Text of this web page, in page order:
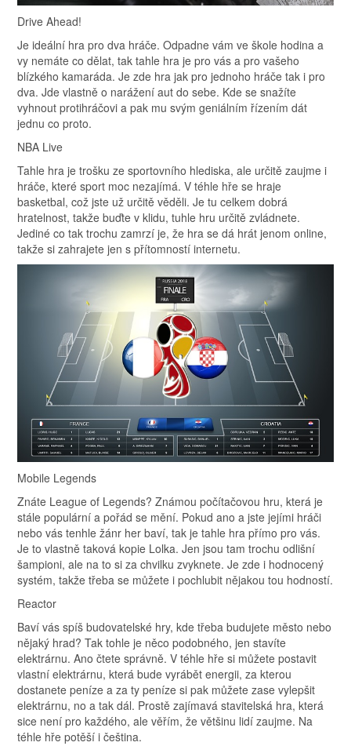
Drive Ahead!
Je ideální hra pro dva hráče. Odpadne vám ve škole hodina a
vy nemáte co dělat, tak tahle hra je pro vás a pro vašeho
blízkého kamaráda. Je zde hra jak pro jednoho hráče tak i pro
dva. Jde vlastně o narážení aut do sebe. Kde se snažíte
vyhnout protihráčovi a pak mu svým geniálním řízením dát
jednu co proto.
NBA Live
Tahle hra je trošku ze sportovního hlediska, ale určitě zaujme i
hráče, které sport moc nezajímá. V téhle hře se hraje
basketbal, což jste už určitě věděli. Je tu celkem dobrá
hratelnost, takže buďte v klidu, tuhle hru určitě zvládnete.
Jediné co tak trochu zamrzí je, že hra se dá hrát jenom online,
takže si zahrajete jen s přítomností internetu.
Mobile Legends
Znáte League of Legends? Známou počítačovou hru, která je
stále populární a pořád se mění. Pokud ano a jste jejími hráči
nebo vás tenhle žánr her baví, tak je tahle hra přímo pro vás.
Je to vlastně taková kopie Lolka. Jen jsou tam trochu odlišní
šampioni, ale na to si za chvilku zvyknete. Je zde i hodnocený
systém, takže třeba se můžete i pochlubit nějakou tou hodností.
Reactor
Baví vás spíš budovatelské hry, kde třeba budujete město nebo
nějaký hrad? Tak tohle je něco podobného, jen stavíte
elektrárnu. Ano čtete správně. V téhle hře si můžete postavit
vlastní elektrárnu, která bude vyrábět energii, za kterou
dostanete peníze a za ty peníze si pak můžete zase vylepšit
elektrárnu, no a tak dál. Prostě zajímavá stavitelská hra, která
sice není pro každého, ale věřím, že většinu lidí zaujme. Na
téhle hře potěší i čeština.